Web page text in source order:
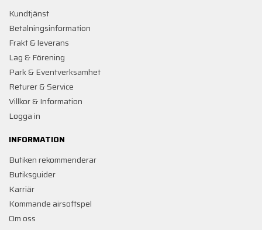
Kundtjänst
Betalningsinformation
Frakt & leverans
Lag & Förening
Park & Eventverksamhet
Returer & Service
Villkor & Information
Logga in
INFORMATION
Butiken rekommenderar
Butiksguider
Karriär
Kommande airsoftspel
Om oss